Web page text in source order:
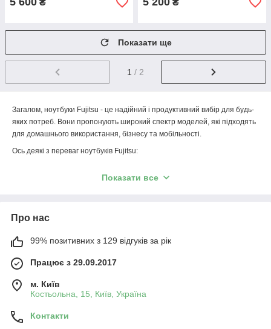
₴ ₴
Показати ще
1 / 2
Загалом, ноутбуки Fujitsu - це надійний і продуктивний вибір для будь-
яких потреб. Вони пропонують широкий спектр моделей, які підходять
для домашнього використання, бізнесу та мобільності.
Ось деякі з переваг ноутбуків Fujitsu:
найвищих стандартів якості і проходять ретельні тести, щоб
процесорами і сучасними відеокартами, що забезпечує високу
вагах, щоб ви могли знайти той, який ідеально підходить для
Стиль: Ноутбуки Fujitsu мають сучасний дизайн і доступні в
Ми сподіваємося, що ця інформація допоможе вам вибрати ідеальний
Показати все
Про нас
99% позитивних з 129 відгуків за рік
Працює з 29.09.2017
м. Київ
Костьольна, 15, Київ, Україна
Контакти